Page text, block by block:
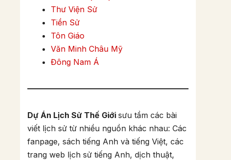
Thư Viện Sử
Tiền Sử
Tôn Giáo
Văn Minh Châu Mỹ
Đông Nam Á
Dự Án Lịch Sử Thế Giới sưu tầm các bài
viết lịch sử từ nhiều nguồn khác nhau: Các
fanpage, sách tiếng Anh và tiếng Việt, các
trang web lịch sử tiếng Anh, dịch thuật,